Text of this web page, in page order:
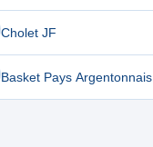
Cholet JF
Basket Pays Argentonnais